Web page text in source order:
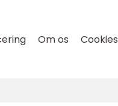
Om os Cookies